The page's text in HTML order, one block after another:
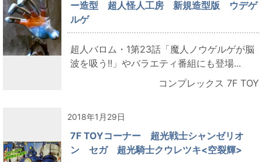
ー造型 超人怪人工房 新規造型版 ウデゲ
ルゲ
超人バロム・1第23話「魔人ノウゲルゲが脳
波を吸う!!」やバラエティ番組にも登場...
コンプレックス 7F TOY
2018年1月29日
7F TOYコーナー 超光戦士シャンゼリオ
ン セガ 超光騎士クウレツキ<空裂輝>